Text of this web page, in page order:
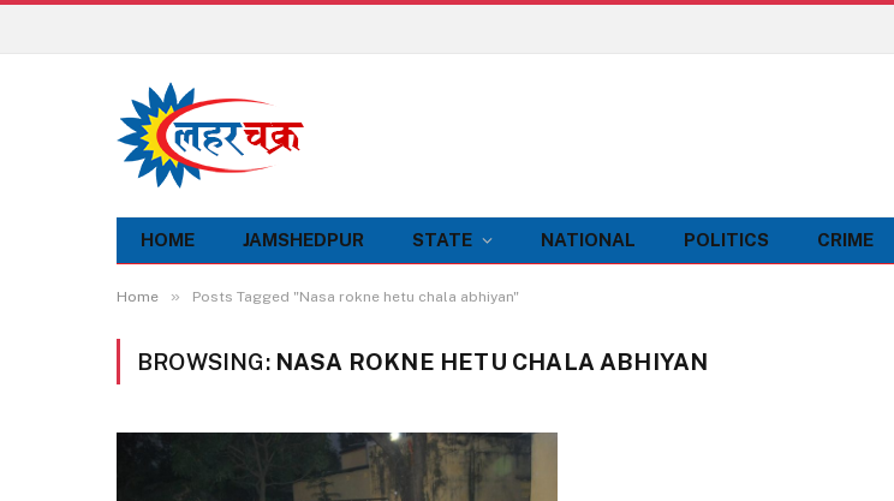
HOME JAMSHEDPUR STATE NATIONAL POLITICS CRIME
Home » Posts Tagged "Nasa rokne hetu chala abhiyan"
BROWSING: NASA ROKNE HETU CHALA ABHIYAN